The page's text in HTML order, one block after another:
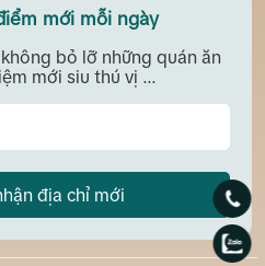
mới mỗi ngày
bỏ lỡ những quán ăn
mới siu thú vị ...
địa chỉ mới